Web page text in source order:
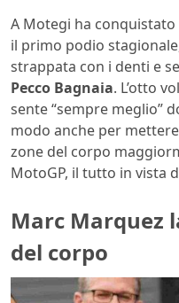
A Motegi ha
il primo podio
strappata con i denti e
Pecco Bagnaia. L’otto
sente “sempre meglio”
modo anche per
zone del corpo
MotoGP, il tutto in vista
Marc Marquez
del corpo